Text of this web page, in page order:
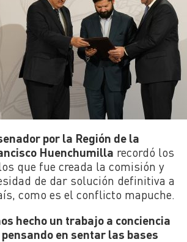
por la Región de la
Huenchumilla recordó los
que fue creada la comisión y
de dar solución definitiva a
como es el conflicto mapuche.
hecho un trabajo a conciencia
en sentar las bases